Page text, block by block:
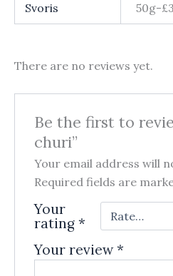
Svoris 50g-
There are no reviews yet.
Be the first to
churi”
Your email address will
Required fields are
Your
rating *
Your review*